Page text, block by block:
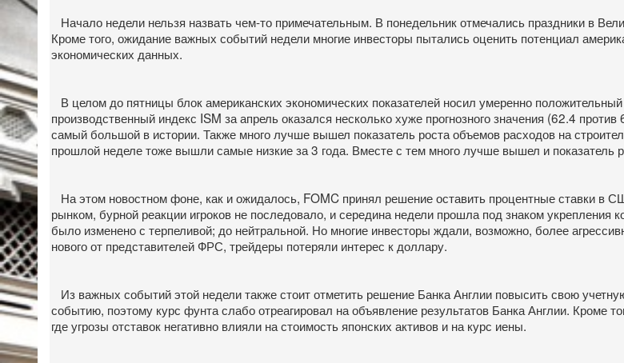
Начало недели нельзя назвать чем-то примечательным. В понедельник отмечались праздники в
Кроме того, ожидание важных событий недели многие инвесторы пытались оценить потенциал
экономических данных.
В целом до пятницы блок американских экономических показателей носил умеренно
производственный индекс ISM за апрель оказался несколько хуже прогнозного значения (62.4
самый большой в истории. Также много лучше вышел показатель роста объемов расходов на
прошлой неделе тоже вышли самые низкие за 3 года. Вместе с тем много лучше вышел и показатель
На этом новостном фоне, как и ожидалось, FOMC принял решение оставить процентные ставки в
рынком, бурной реакции игроков не последовало, и середина недели прошла под знаком укрепления
было изменено с терпеливой; до нейтральной. Но многие инвесторы ждали, возможно, более
нового от представителей ФРС, трейдеры потеряли интерес к доллару.
Из важных событий этой недели также стоит отметить решение Банка Англии повысить свою
событию, поэтому курс фунта слабо отреагировал на объявление результатов Банка Англии. Кроме
где угрозы отставок негативно влияли на стоимость японских активов и на курс иены.